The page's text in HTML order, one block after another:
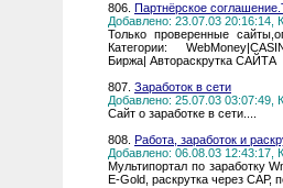
806. Партнёрское
Добавлено: 23.07.03 20:16:14,
Только проверенные
Категории:
Биржа| Автораскрутка САЙТА
807. Заработок в сети
Добавлено: 25.07.03 03:07:49,
Сайт о заработке в сети....
808. Работа, заработок и
Добавлено: 06.08.03 12:43:17,
Мультипортал по заработку
E-Gold, раскрутка через САР,